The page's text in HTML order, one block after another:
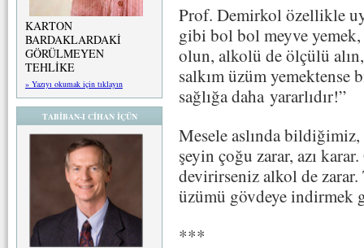
KARTON
BARDAKLARDAKİ
GÖRÜLMEYEN
TEHLİKE
» Yazıyı okumak için tıklayın
TABİBAN-I CİHAN İÇÜN
Prof. Demirkol özellikle
gibi bol bol meyve
olun, alkolü de ölçülü
salkım üzüm yemektense
sağlığa daha yararlıdır!”
Mesele aslında
şeyin çoğu zarar, azı
devirirseniz alkol de
üzümü gövdeye
***